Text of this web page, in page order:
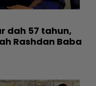
dah 57 tahun,
Rashdan Baba